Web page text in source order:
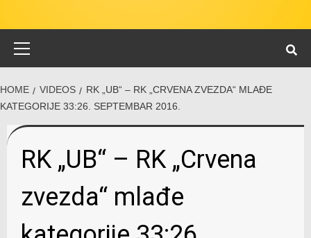
HOME VIDEOS
RK „UB“ – RK „CRVENA ZVEZDA“ MLAĐE
KATEGORIJE 33:26. SEPTEMBAR 2016.
RK „UB“ – RK „Crvena
zvezda“ mlađe